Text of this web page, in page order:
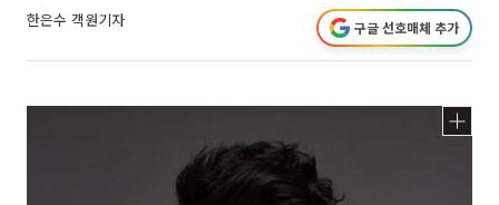
한은수 객원기자 구글 선호매체 추가